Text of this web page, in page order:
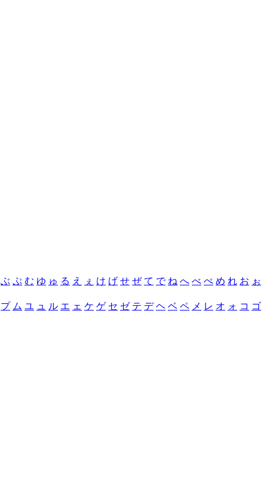
ぶ ぷ む ゆ ゅ る え ぇ け げ せ ぜ て で ね へ べ ぺ め れ お ぉ
プ ム ユ ュ ル エ ェ ケ ゲ セ ゼ テ デ ヘ ベ ペ メ レ オ ォ コ ゴ